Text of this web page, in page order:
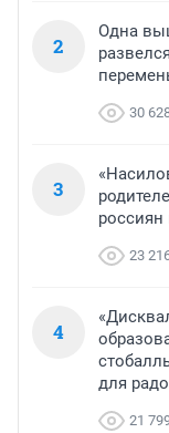
2
Одна
30
3
россиян
23
4
для
21